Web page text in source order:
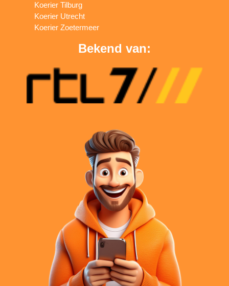
Koerier Tilburg
Koerier Utrecht
Koerier Zoetermeer
Bekend van: